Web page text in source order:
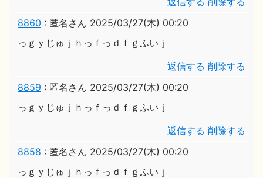
8860 : 匿名さん 2025/03/27(木) 00:20
っｇｙじゅｊｈっｆっｄｆｇふいｊ
返信する 削除する
8859 : 匿名さん 2025/03/27(木) 00:20
っｇｙじゅｊｈっｆっｄｆｇふいｊ
返信する 削除する
8858 : 匿名さん 2025/03/27(木) 00:20
っｇｙじゅｊｈっｆっｄｆｇふいｊ